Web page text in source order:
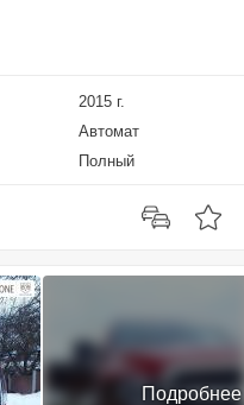
2015 г.
Автомат
Полный
Подробнее